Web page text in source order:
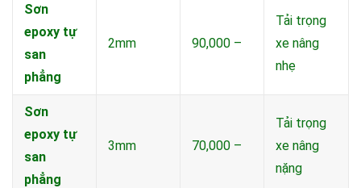
Sơn
epoxy tự
san
phẳng
2mm 90,000 –
Tải trọng
xe nâng
nhẹ
Sơn
epoxy tự
san
phẳng
3mm 70,000 –
Tải trọng
xe nâng
nặng